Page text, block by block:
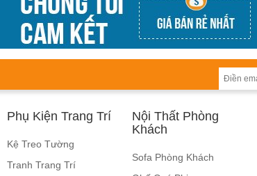
Phụ Kiện Trang Trí
Kệ Treo Tường
Tranh Trang Trí
Nội Thất Phòng
Khách
Sofa Phòng Khách